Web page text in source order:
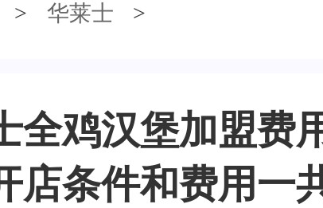
> 华莱士 >
全鸡汉堡加盟费
店条件和费用一